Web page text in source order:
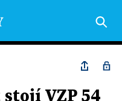
VZP 54